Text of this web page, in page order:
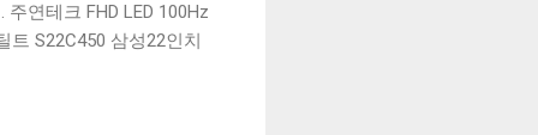
연테크 FHD LED 100Hz
트 S22C450 삼성22인치